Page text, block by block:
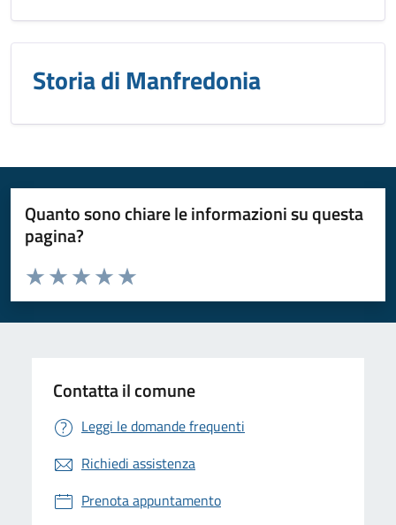
Storia di Manfredonia
Quanto sono chiare le informazioni su questa
pagina?
Valuta da 1 a 5 stelle la pagina
Valuta 5 stelle su 5
Valuta 4 stelle su 5
Valuta 3 stelle su 5
Valuta 2 stelle su 5
Valuta 1 stelle su 5
Contatta il comune
Leggi le domande frequenti
Richiedi assistenza
Prenota appuntamento